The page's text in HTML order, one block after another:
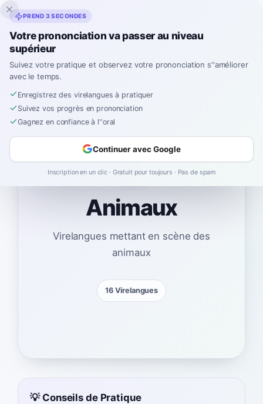
Inklingo
Espagnol›Virelangues› Animaux
🦊
Animaux
Virelangues mettant en scène des
animaux
16 Virelangues
💡 Conseils de Pratique
PREND 3 SECONDES
Votre prononciation va passer au niveau
supérieur
Suivez votre pratique et observez votre prononciation s''améliorer
avec le temps.
Enregistrez des virelangues à pratiquer
Suivez vos progrès en prononciation
Gagnez en confiance à l''oral
Continuer avec Google
Inscription en un clic · Gratuit pour toujours · Pas de spam